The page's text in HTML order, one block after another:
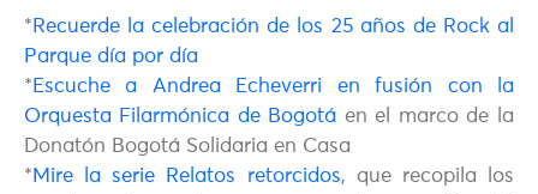
* Recuerde la celebración de los 25 años de Rock al
Parque día por día
* Escuche a Andrea Echeverri en fusión con la
Orquesta Filarmónica de Bogotá en el marco de la
Donatón Bogotá Solidaria en Casa
* Mire la serie Relatos retorcidos, que recopila los